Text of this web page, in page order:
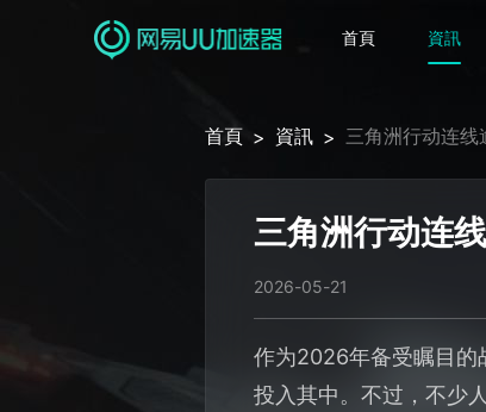
首頁 資訊
首頁 > 資訊 > 三角洲行动连线
三角洲行动连
2026-05-21
作为2026年备受瞩目的
投入其中。不过，不少